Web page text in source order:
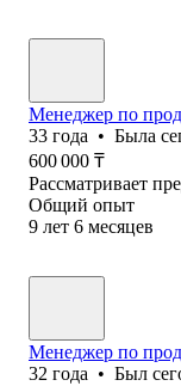
Менеджер по
33 года • Была
600 000 ₸
Рассматривает
Общий опыт
9 лет 6 месяцев
Менеджер по
32 года • Был